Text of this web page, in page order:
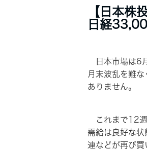
【日本株
日経
日本市場は6
月末波乱を難
ありません。
これまで12週
需給は良好な
連などが再び買